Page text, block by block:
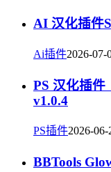
AI 汉化插件
Ai插件2026-07-
PS 汉化插件
v1.0.4
PS插件2026-06-
BBTools